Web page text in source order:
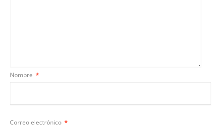
Nombre *
Correo electrónico *